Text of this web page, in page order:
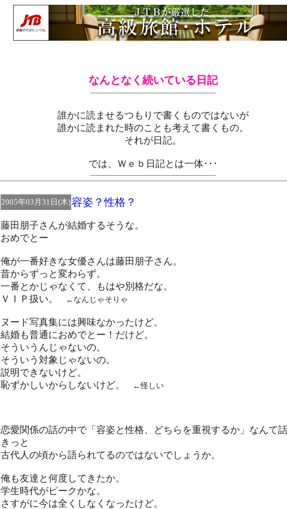
なんとなく続いている日記
誰かに読ませるつもりで書くものではないが
誰かに読まれた時のことも考えて書くもの。
それが日記。
では、Ｗｅｂ日記とは一体･･･
2005年03月31日(木)容姿？性格？
藤田朋子さんが結婚するそうな。
おめでとー
俺が一番好きな女優さんは藤田朋子さん。
昔からずっと変わらず。
一番とかじゃなくて、もはや別格だな。
ＶＩＰ扱い。
←なんじゃそりゃ
ヌード写真集には興味なかったけど。
結婚も普通におめでとー！だけど。
そういうんじゃないの。
そういう対象じゃないの。
説明できないけど。
恥ずかしいからしないけど。
←怪しい
恋愛関係の話の中で「容姿と性格、どちらを重視するか」なんて
きっと
古代人の頃から語られてるのではないでしょうか。
俺も友達と何度してきたか。
学生時代がピークかな。
さすがに今は全くしなくなったけど。